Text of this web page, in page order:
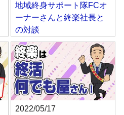
地域終身サポート隊FCオ
ーナーさんと終楽社長と
の対談
2022/05/17